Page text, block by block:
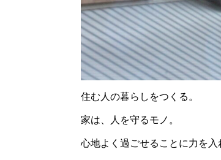
住む人の暮らしをつくる。
家は、人を守るモノ。
心地よく過ごせることに力を入